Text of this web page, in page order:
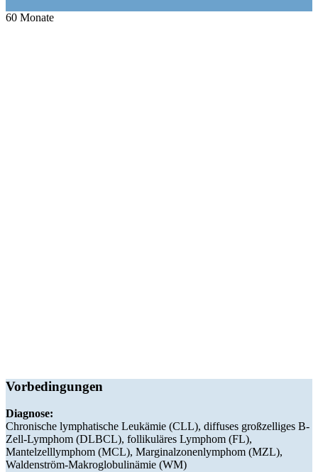
60 Monate
Vorbedingungen
Diagnose:
Chronische lymphatische Leukämie (CLL), diffuses großzelliges B-
Zell-Lymphom (DLBCL), follikuläres Lymphom (FL),
Mantelzelllymphom (MCL), Marginalzonenlymphom (MZL),
Waldenström-Makroglobulinämie (WM)